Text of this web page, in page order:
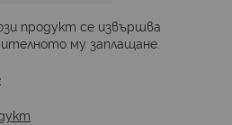
продукт се извършва
му заплащане.